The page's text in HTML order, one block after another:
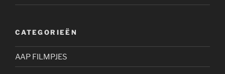
CATEGORIEËN
AAP FILMPJES